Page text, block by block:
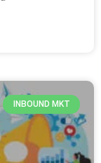
INBOUND MKT